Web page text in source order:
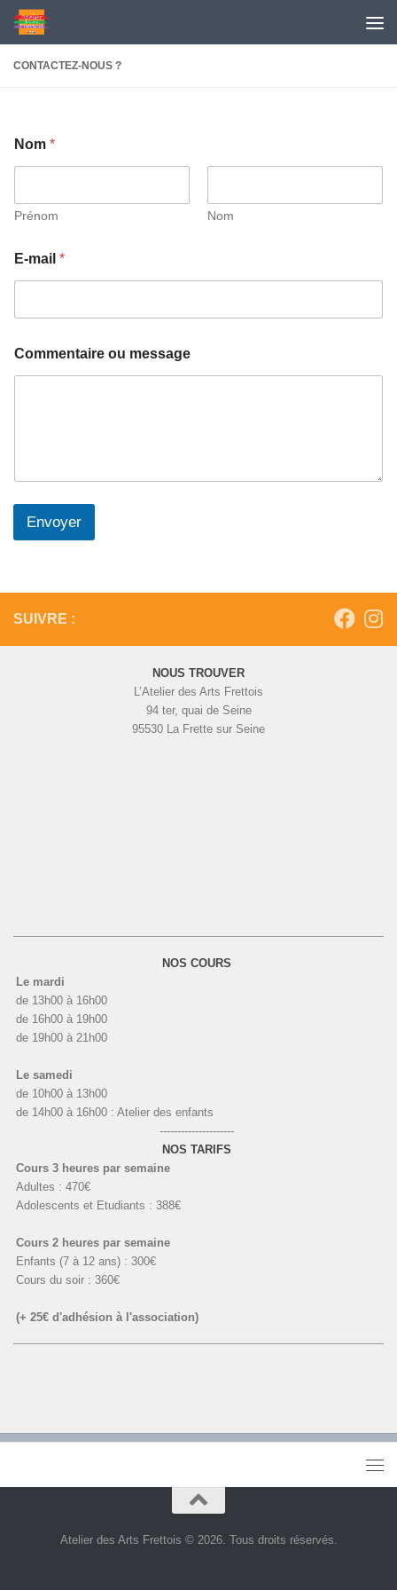
Skip to content
CONTACTEZ-NOUS ?
Nom *
Prénom Nom
e
s
e
*
N
E-mail *
Commentaire ou message
Envoyer
SUIVRE :
NOUS TROUVER
L’Atelier des Arts Frettois
94 ter, quai de Seine
95530 La Frette sur Seine
NOS COURS
Le mardi
de 13h00 à 16h00
de 16h00 à 19h00
de 19h00 à 21h00
Le samedi
de 10h00 à 13h00
de 14h00 à 16h00 : Atelier des enfants
---------------------
NOS TARIFS
Cours 3 heures par semaine
Adultes : 470€
Adolescents et Etudiants : 388€
Cours 2 heures par semaine
Enfants (7 à 12 ans) : 300€
Cours du soir : 360€
(+ 25€ d'adhésion à l'association)
Atelier des Arts Frettois © 2026. Tous droits réservés.